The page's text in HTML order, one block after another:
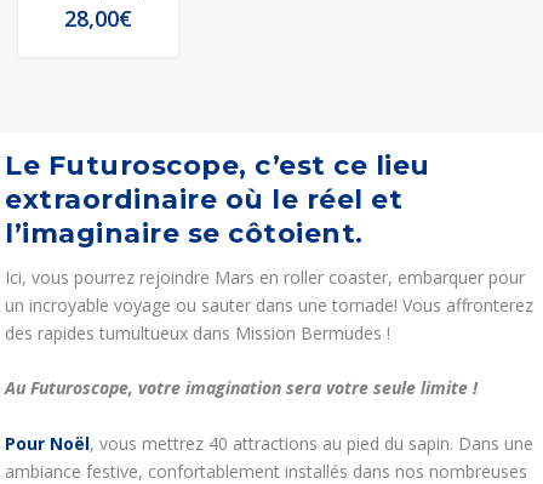
28,00€
Le Futuroscope, c’est ce lieu
extraordinaire où le réel et
l’imaginaire se côtoient.
Ici, vous pourrez rejoindre Mars en roller coaster, embarquer pour
un incroyable voyage ou sauter dans une tornade! Vous affronterez
des rapides tumultueux dans Mission Bermudes !
Au Futuroscope, votre imagination sera votre seule limite !
Pour Noël, vous mettrez 40 attractions au pied du sapin. Dans une
ambiance festive, confortablement installés dans nos nombreuses